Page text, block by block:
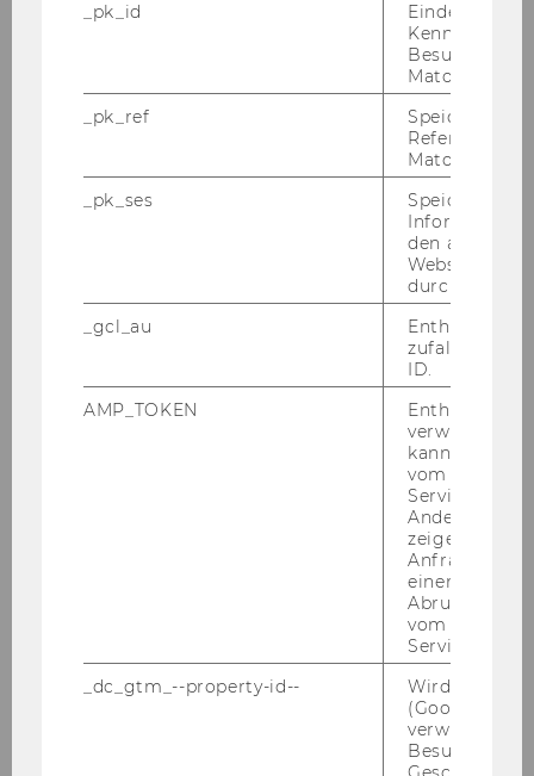
*Hin­weis: Für die Teil­nah­me am Cam­pus WU
_pk_id
Eindeutige
Besuchers
Matomo.
_pk_ref
Speicherung
Referrers
Matomo.
_pk_ses
Speicherung
den aktuellen
durch
_gcl_au
Enthält eine
ID.
AMP_TOKEN
Enthält ein
verwendet
kann, um
vom AMP-
Service
Andere
zeigen Opt-
Anfrage im
einen Fehler
Abrufen
vom AMP
Service an.
_dc_gtm_--property-id--
Wird von
(Google Tag
verwendet,
Besucher